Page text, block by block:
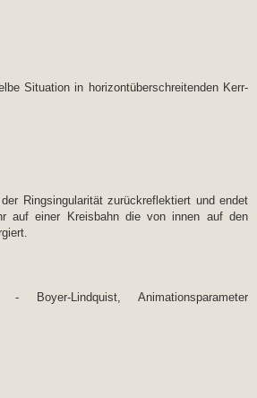
Situation in horizontüberschreitenden Kerr-
Ringsingularität zurückreflektiert und endet
auf einer Kreisbahn die von innen auf den
Boyer-Lindquist, Animationsparameter